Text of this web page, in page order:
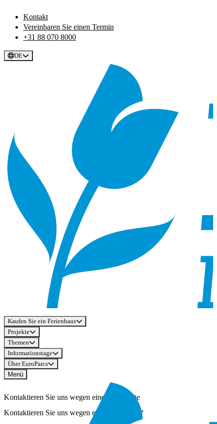
Kontakt
Vereinbaren Sie einen Termin
+31 88 070 8000
DE
Kaufen Sie ein Ferienhaus
Projekte
Themen
Informationstage
Über EuroParcs
Menü
Kontaktieren Sie uns wegen einer Immobilie
Kontaktieren Sie uns wegen einer Immobilie?